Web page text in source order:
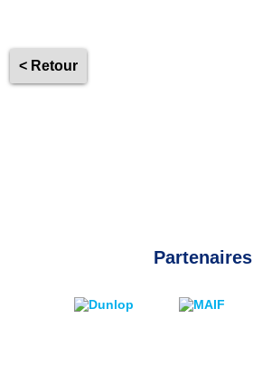
< Retour
Partenaires